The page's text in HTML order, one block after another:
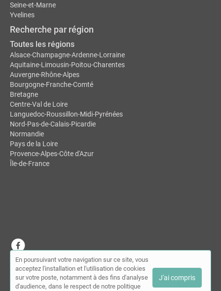
Seine-et-Marne
Yvelines
Recherche par région
Toutes les régions
Alsace-Champagne-Ardenne-Lorraine
Aquitaine-Limousin-Poitou-Charentes
Auvergne-Rhône-Alpes
Bourgogne-Franche-Comté
Bretagne
Centre-Val de Loire
Languedoc-Roussillon-Midi-Pyrénées
Nord-Pas-de-Calais-Picardie
Normandie
Pays de la Loire
Provence-Alpes-Côte d'Azur
Île-de-France
© MDSL | Annuaire des chiropracteurs 2026 |
compte|Contact
Conditions générales d'utilisation|Mentions légales
En poursuivant votre navigation sur ce site, vous
acceptez l'installation et l'utilisation de cookies
sur votre poste, notamment à des fins d'analyse
d'audience, dans le respect de notre politique
J'ai compris